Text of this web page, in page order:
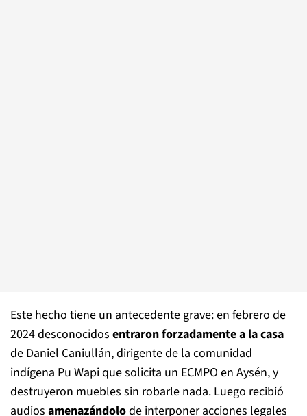
Este hecho tiene un antecedente grave: en febrero de
2024 desconocidos entraron forzadamente a la casa
de Daniel Caniullán, dirigente de la comunidad
indígena Pu Wapi que solicita un ECMPO en Aysén, y
destruyeron muebles sin robarle nada. Luego recibió
audios amenazándolode interponer acciones legales